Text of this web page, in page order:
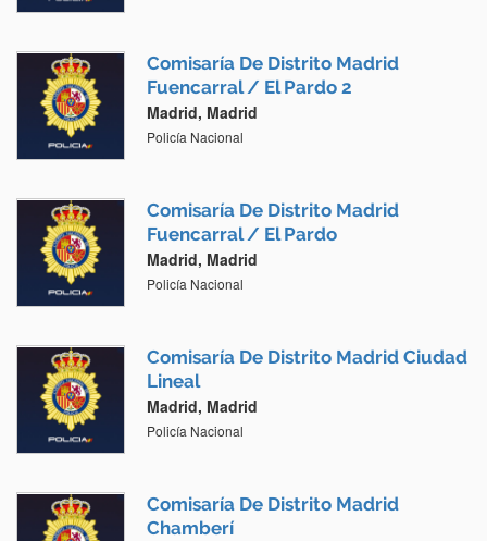
Comisaría De Distrito Madrid
Fuencarral / El Pardo 2
Madrid, Madrid
Policía Nacional
Comisaría De Distrito Madrid
Fuencarral / El Pardo
Madrid, Madrid
Policía Nacional
Comisaría De Distrito Madrid Ciudad
Lineal
Madrid, Madrid
Policía Nacional
Comisaría De Distrito Madrid
Chamberí